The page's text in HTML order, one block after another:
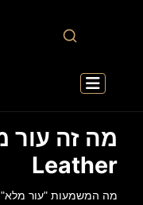
Leather
מה המשמעות "עור מלא" FULL GRAIN ?